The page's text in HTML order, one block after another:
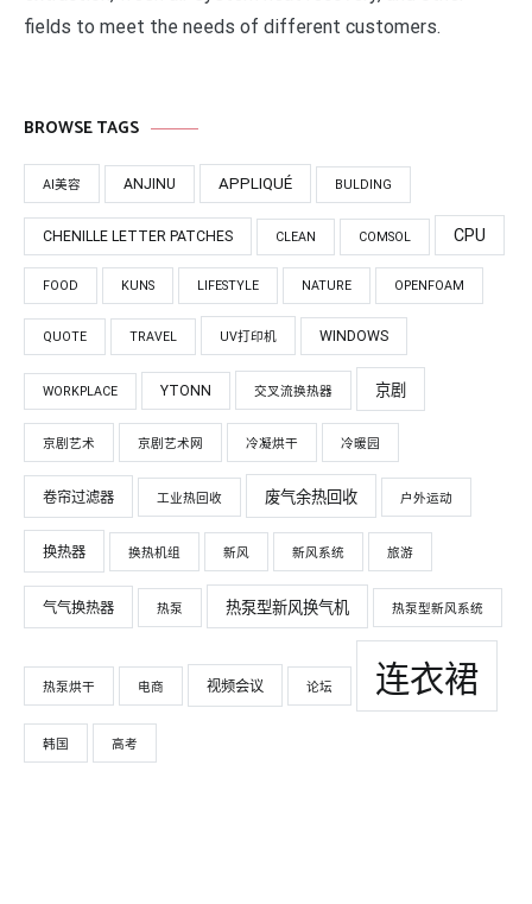
fields to meet the needs of different customers.
BROWSE TAGS
AI美容 ANJINU APPLIQUÉ BULDING
CHENILLE LETTER PATCHES CLEAN COMSOL CPU
FOOD KUNS LIFESTYLE NATURE OPENFOAM
QUOTE TRAVEL UV打印机 WINDOWS
WORKPLACE YTONN 交叉流换热器 京剧
京剧艺术 京剧艺术网 冷凝烘干 冷暖园
卷帘过滤器 工业热回收 废气余热回收 户外运动
换热器 换热机组 新风 新风系统 旅游
气气换热器 热泵 热泵型新风换气机 热泵型新风系统
热泵烘干 电商 视频会议 论坛 连衣裙
韩国 高考